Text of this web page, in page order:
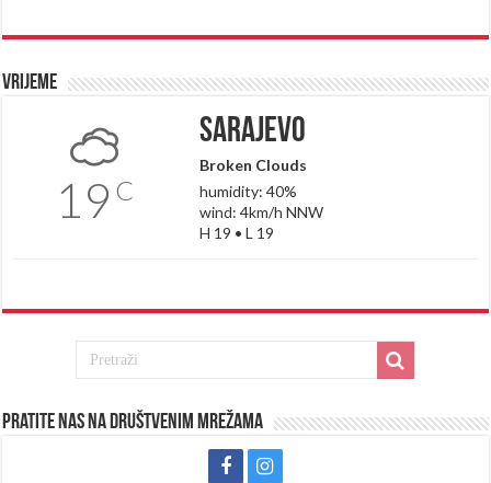
Vrijeme
19 C
Sarajevo
Broken Clouds
humidity: 40%
wind: 4km/h NNW
H 19 • L 19
Pratite nas na društvenim mrežama